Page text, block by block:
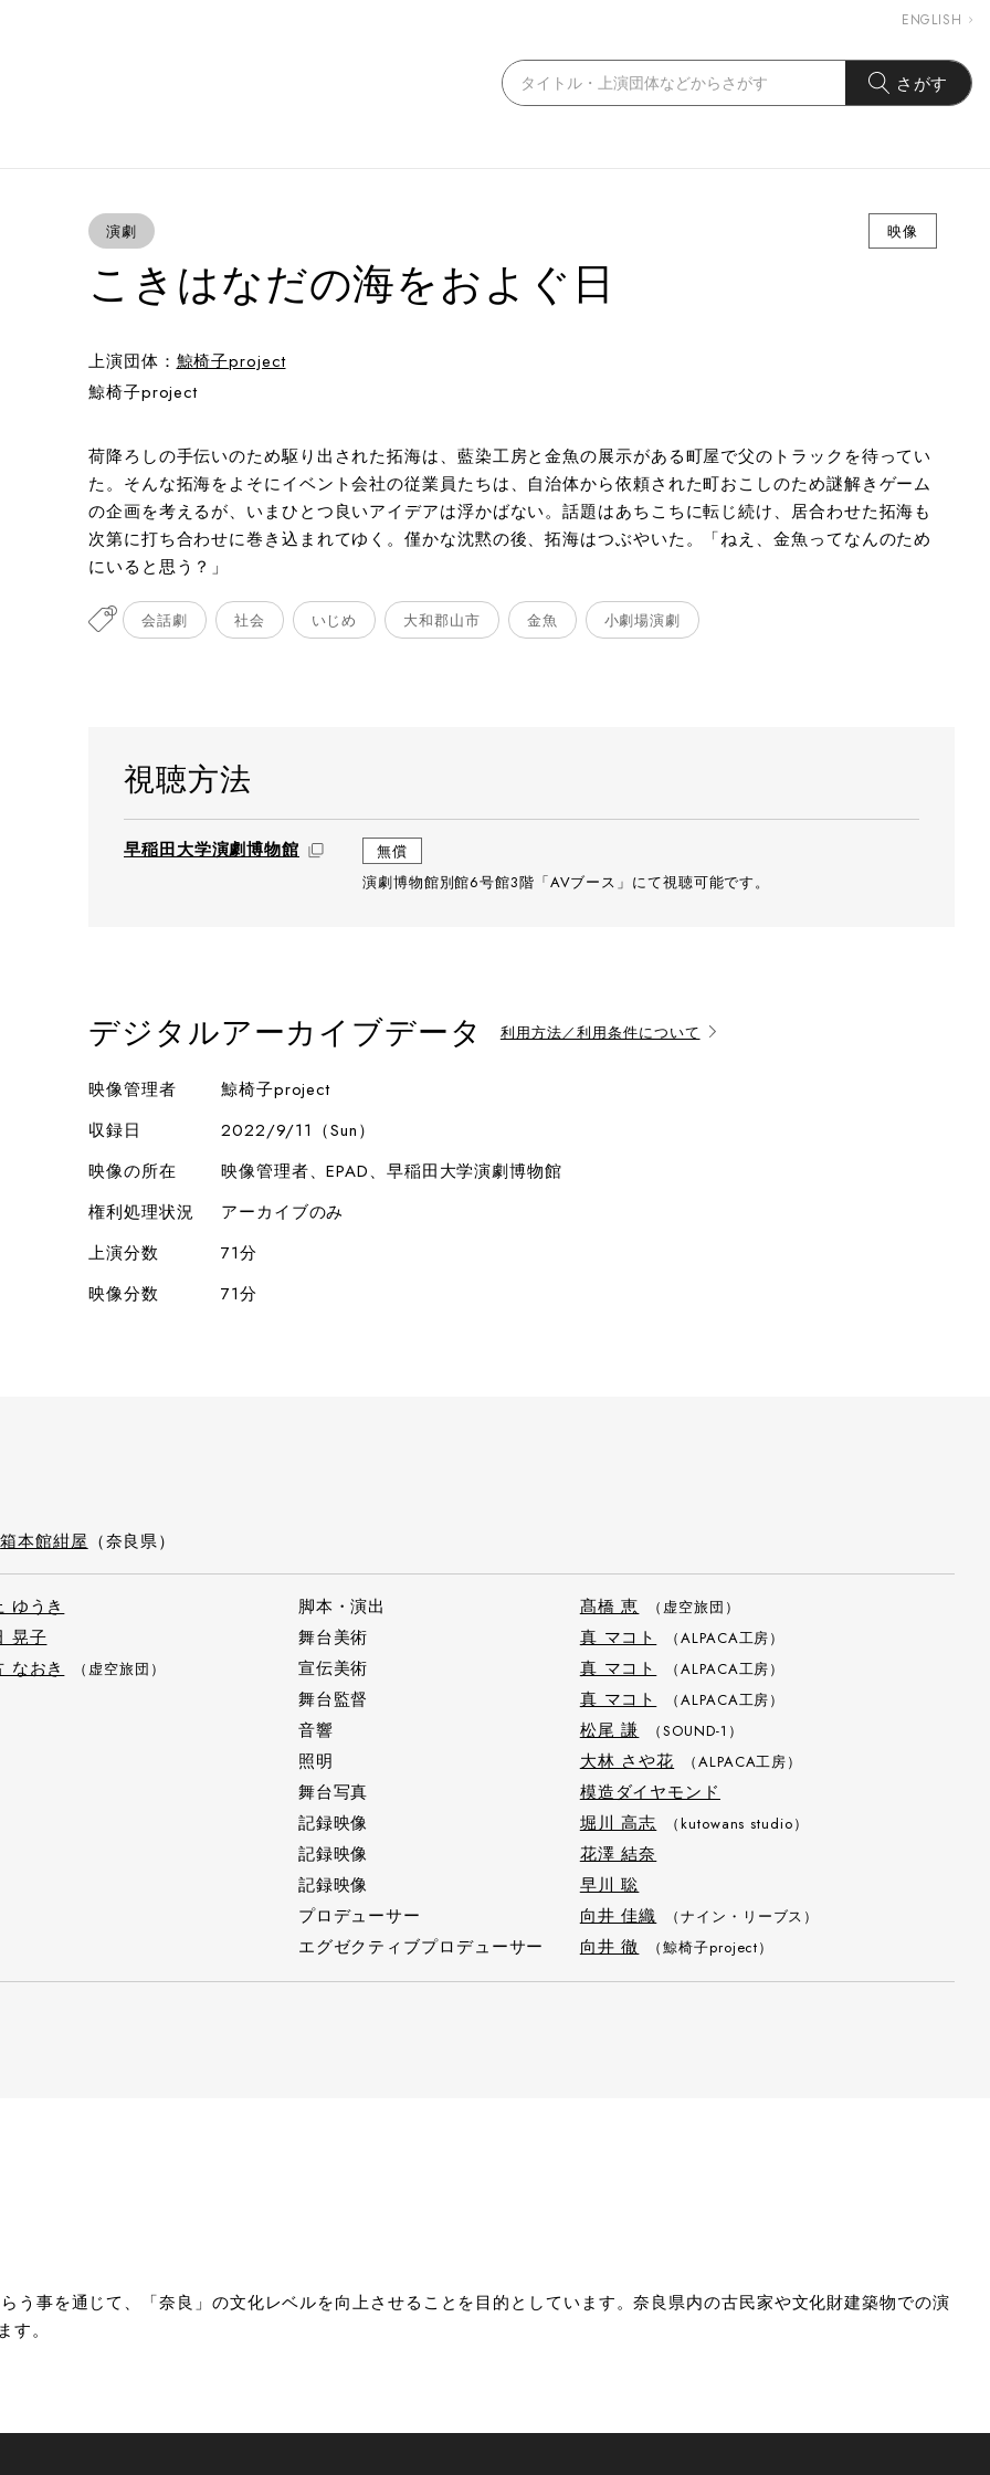
ENGLISH
さがす
撮影：模造ダイヤモンド
演劇 映像
こきはなだの海をおよぐ日
上演団体： 鯨椅子project
鯨椅子project
荷降ろしの手伝いのため駆り出された拓海は、藍染工房と金魚の展示がある町屋で父のトラックを待ってい
た。そんな拓海をよそにイベント会社の従業員たちは、自治体から依頼された町おこしのため謎解きゲーム
の企画を考えるが、いまひとつ良いアイデアは浮かばない。話題はあちこちに転じ続け、居合わせた拓海も
次第に打ち合わせに巻き込まれてゆく。僅かな沈黙の後、拓海はつぶやいた。「ねえ、金魚ってなんのため
にいると思う？」
会話劇 社会 いじめ 大和郡山市 金魚 小劇場演劇
視聴方法
早稲田大学演劇博物館
無償
演劇博物館別館6号館3階「AVブース」にて視聴可能です。
デジタルアーカイブデータ 利用方法／利用条件について
映像管理者
鯨椅子project
収録日
2022/9/11（Sun）
映像の所在
映像管理者、EPAD、早稲田大学演劇博物館
権利処理状況
アーカイブのみ
上演分数
71分
映像分数
71分
箱本館紺屋 （奈良県）
ゆうき
晃子
なおき
（虚空旅団）
脚本・演出 髙橋 恵 （虚空旅団）
舞台美術 真 マコト （ALPACA工房）
宣伝美術 真 マコト （ALPACA工房）
舞台監督 真 マコト （ALPACA工房）
音響 松尾 謙 （SOUND-1）
照明 大林 さや花 （ALPACA工房）
舞台写真
模造ダイヤモンド
記録映像
堀川 高志 （kutowans studio）
記録映像
花澤 結奈
記録映像
早川 聡
プロデューサー
向井 佳織 （ナイン・リーブス）
エグゼクティブプロデューサー 向井 徹 （鯨椅子project）
う事を通じて、「奈良」の文化レベルを向上させることを目的としています。奈良県内の古民家や文化財建築物での演
。